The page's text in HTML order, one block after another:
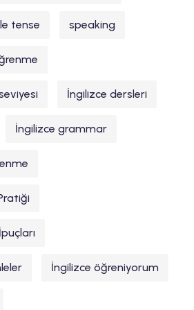
tense speaking
İngilizce dersleri
İngilizce grammar
İngilizce öğreniyorum